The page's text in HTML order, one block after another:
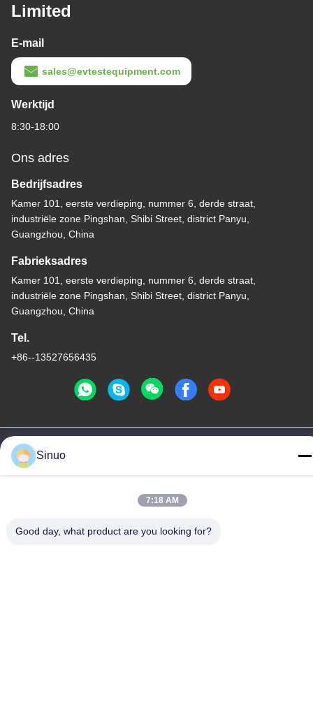
Limited
E-mail
sales@evtestequipment.com
Werktijd
8:30-18:00
Ons adres
Bedrijfsadres
Kamer 101, eerste verdieping, nummer 6, derde straat,
industriële zone Pingshan, Shibi Street, district Panyu,
Guangzhou, China
Fabrieksadres
Kamer 101, eerste verdieping, nummer 6, derde straat,
industriële zone Pingshan, Shibi Street, district Panyu,
Guangzhou, China
Tel.
+86--13527656435
China Goede kwaliteit Elektrisch voertuig het Testen Materiaal
Auteursrecht © -2026 Sinuo Testing Equipment Co. , Limited Alle
rechten voorbehouden.
Sinuo
7:18 AM
Good day, what product are you looking for?